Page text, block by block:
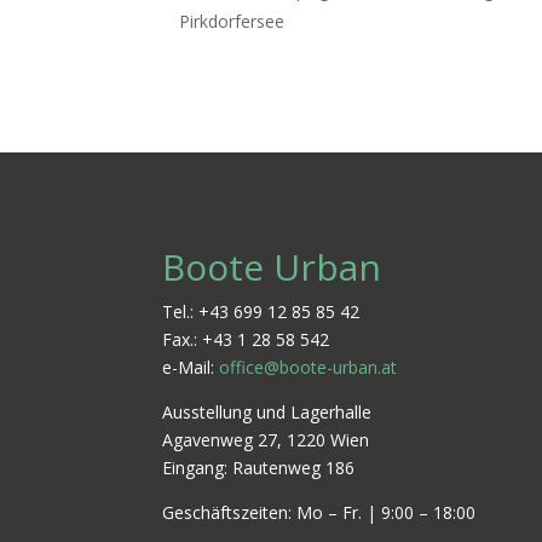
Pirkdorfersee
Boote Urban
Tel.: +43 699 12 85 85 42
Fax.: +43 1 28 58 542
e-Mail: office@boote-urban.at
Ausstellung und Lagerhalle
Agavenweg 27, 1220 Wien
Eingang: Rautenweg 186
Geschäftszeiten: Mo – Fr. | 9:00 – 18:00